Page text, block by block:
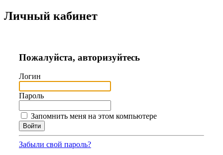
Личный кабинет
Пожалуйста, авторизуйтесь
Логин
Пароль
Запомнить меня на этом компьютере
Забыли свой пароль?